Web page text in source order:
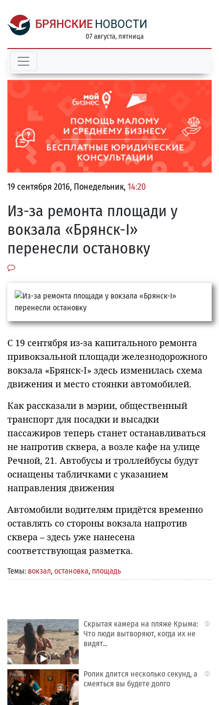
БРЯНСКИЕ НОВОСТИ
07 августа, пятница
19 сентября 2016, Понедельник, 14:20
Из-за ремонта площади у
вокзала «Брянск-I»
перенесли остановку
С 19 сентября из-за капитального ремонта
привокзальной площади железнодорожного
вокзала «Брянск-I» здесь изменилась схема
движения и место стоянки автомобилей.
Как рассказали в мэрии, общественный
транспорт для посадки и высадки
пассажиров теперь станет останавливаться
не напротив сквера, а возле кафе на улице
Речной, 21. Автобусы и троллейбусы будут
оснащены табличками с указанием
направления движения
Автомобили водителям придётся временно
оставлять со стороны вокзала напротив
сквера – здесь уже нанесена
соответствующая разметка.
Темы: вокзал, остановка, площадь
i
Скрытая камера на пляже Крыма:
Что люди вытворяют, когда их не
видят...
i
Ролик длится несколько секунд, а
смеяться вы будете долго